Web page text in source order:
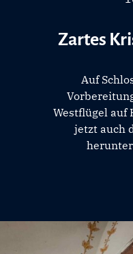
Zartes
Auf
Westflügel auf
jetzt auch